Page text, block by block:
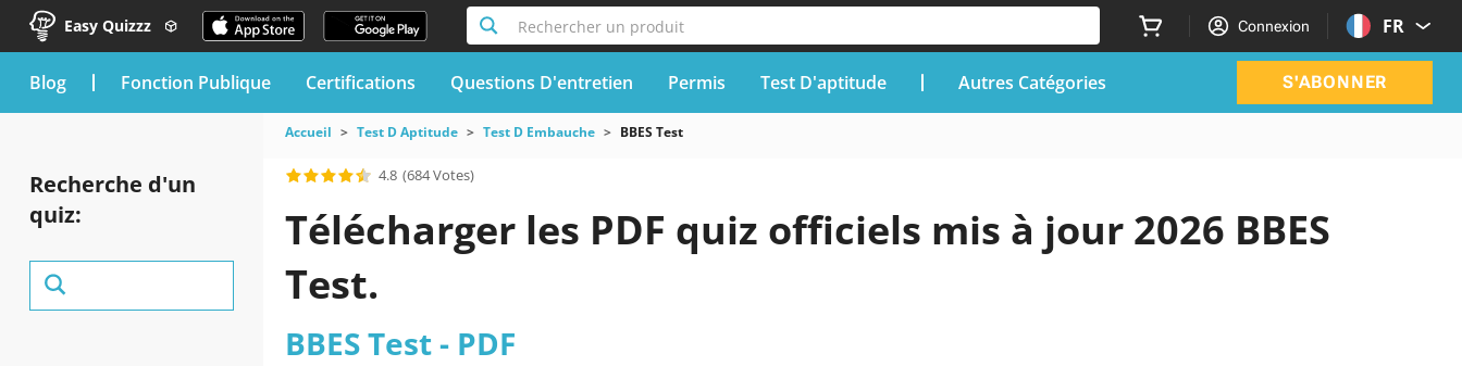
Easy Quizzz Rechercher un produit Connexion FR
blog Fonction Publique Certifications Questions D'entretien Permis Test D'aptitude Autres Catégories S'ABONNER
Recherche d'un
quiz:
Accueil Test D Aptitude Test D Embauche BBES Test
4.8 (684 Votes)
Télécharger les PDF quiz officiels mis à jour 2026 BBES
Test.
BBES Test - PDF